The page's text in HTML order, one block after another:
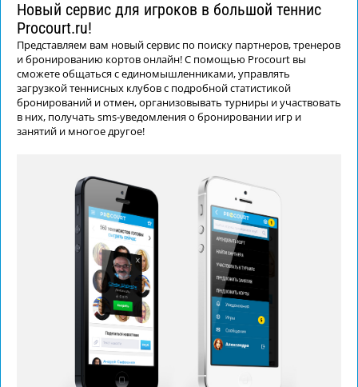
Новый сервис для игроков в большой теннис
Procourt.ru!
Представляем вам новый сервис по поиску партнеров, тренеров
и бронированию кортов онлайн! С помощью Procourt вы
сможете общаться с единомышленниками, управлять
загрузкой теннисных клубов с подробной статистикой
бронирований и отмен, организовывать турниры и участвовать
в них, получать sms-уведомления о бронировании игр и
занятий и многое другое!